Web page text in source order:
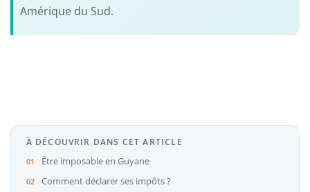
Amérique du Sud.
À DÉCOUVRIR DANS CET ARTICLE
Être imposable en Guyane
Comment déclarer ses impôts ?